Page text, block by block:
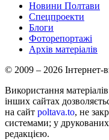
Новини Полтави
Спецпроекти
Блоги
Фоторепортажі
Архів матеріалів
© 2009 – 2026
Використання
інших сайтах
на сайт poltava.to, не
системами; у
редакцією.